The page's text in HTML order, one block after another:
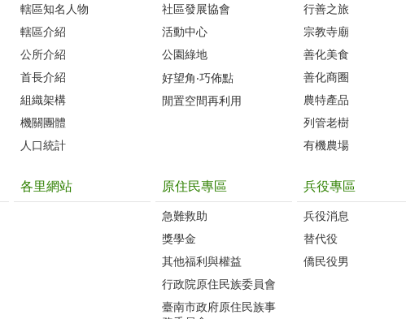
轄區知名人物‭
轄區介紹
公所介紹
首長介紹
組織架構
機關團體
人口統計
社區發展協會‭
活動中心
公園綠地
好望角‧巧佈點
閒置空間再利用
行善之旅
宗教寺廟
善化美食
善化商圈
農特產品
列管老樹
有機農場
各里網站 原住民專區
急難救助
獎學金
其他福利與權益
行政院原住民族委員會
臺南市政府原住民族事
兵役專區
兵役消息
替代役
僑民役男